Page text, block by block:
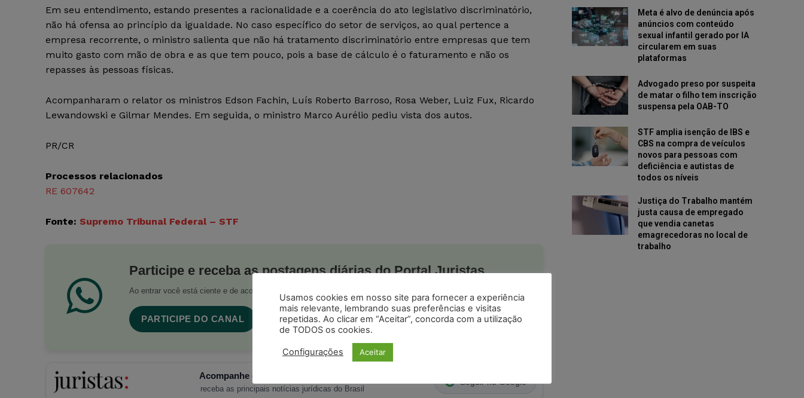
Em seu entendimento, estando presentes a racionalidade e a coerência do ato legislativo discriminatório,
não há ofensa ao princípio da igualdade. No caso específico do setor de serviços, ao qual pertence a
empresa recorrente, o ministro salienta que não há tratamento discriminatório entre empresas que tem
muito gasto com mão de obra e as que tem pouco, pois a base de cálculo é o faturamento e não os
repasses às pessoas físicas.
Acompanharam o relator os ministros Edson Fachin, Luís Roberto Barroso, Rosa Weber, Luiz Fux, Ricardo
Lewandowski e Gilmar Mendes. Em seguida, o ministro Marco Aurélio pediu vista dos autos.
PR/CR
Processos relacionados
RE 607642
Fonte: Supremo Tribunal Federal – STF
Participe e receba as postagens diárias do Portal Juristas.
Ao entrar você está ciente e de acordo com os
PARTICIPE DO CANAL
Acompanhe o Juristas no Google News
receba as principais notícias jurídicas do Brasil
Seguir no Google
Meta é alvo de denúncia após
anúncios com conteúdo
sexual infantil gerado por IA
circularem em suas
plataformas
Advogado preso por suspeita
de matar o filho tem inscrição
suspensa pela OAB-TO
STF amplia isenção de IBS e
CBS na compra de veículos
novos para pessoas com
deficiência e autistas de
todos os níveis
Justiça do Trabalho mantém
justa causa de empregado
que vendia canetas
emagrecedoras no local de
trabalho
Usamos cookies em nosso site para fornecer a experiência
mais relevante, lembrando suas preferências e visitas
repetidas. Ao clicar em “Aceitar”, concorda com a utilização
de TODOS os cookies.
Configurações Aceitar